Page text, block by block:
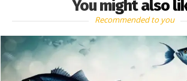
You might also
Recommended to you